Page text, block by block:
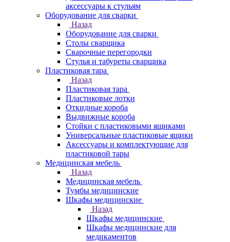
аксессуары к стульям
Оборудование для сварки
Назад
Оборудование для сварки
Столы сварщика
Сварочные перегородки
Стулья и табуреты сварщика
Пластиковая тара
Назад
Пластиковая тара
Пластиковые лотки
Откидные короба
Выдвижные короба
Стойки с пластиковыми ящиками
Универсальные пластиковые ящики
Аксессуары и комплектующие для
пластиковой тары
Медицинская мебель
Назад
Медицинская мебель
Тумбы медицинские
Шкафы медицинские
Назад
Шкафы медицинские
Шкафы медицинские для
медикаментов